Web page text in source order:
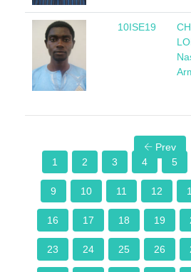
10ISE19
Prev
1
2 3 4 5
9 10 11 12
16 17 18 19
23 24 25 26